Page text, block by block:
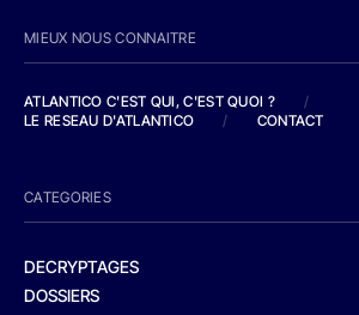
MIEUX NOUS CONNAITRE
ATLANTICO C'EST QUI, C'EST QUOI ?
/
LE RESEAU D'ATLANTICO
/ CONTACT
CATEGORIES
DECRYPTAGES
DOSSIERS